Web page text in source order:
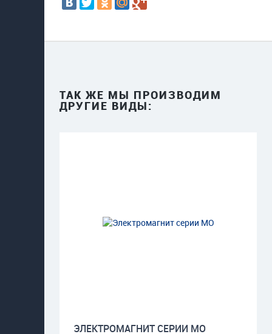
ТАК ЖЕ МЫ ПРОИЗВОДИМ
ДРУГИЕ ВИДЫ:
ЭЛЕКТРОМАГНИТ СЕРИИ МО